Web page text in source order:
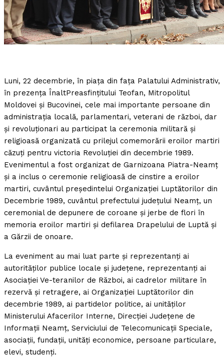
Luni, 22 decembrie, în piaţa din faţa Palatului Administrativ,
în prezenţa ÎnaltPreasfinţitului Teofan, Mitropolitul
Moldovei şi Bucovinei, cele mai importante persoane din
administraţia locală, parlamentari, veterani de război, dar
şi revoluţionari au participat la ceremonia militară şi
religioasă organizată cu prilejul comemorării eroilor martiri
căzuţi pentru victoria Revoluţiei din decembrie 1989.
Evenimentul a fost organizat de Garnizoana Piatra-Neamţ
şi a inclus o ceremonie religioasă de cinstire a eroilor
martiri, cuvântul preşedintelui Organizaţiei Luptătorilor din
Decembrie 1989, cuvântul prefectului judeţului Neamţ, un
ceremonial de depunere de coroane şi jerbe de flori în
memoria eroilor martiri şi defilarea Drapelului de Luptă şi
a Gărzii de onoare.
La eveniment au mai luat parte şi reprezentanţi ai
autorităţilor publice locale şi judeţene, reprezentanţi ai
Asociaţiei Ve-teranilor de Război, ai cadrelor militare în
rezervă şi retragere, ai Organizaţiei Luptătorilor din
decembrie 1989, ai partidelor politice, ai unităţilor
Ministerului Afacerilor Interne, Direcţiei Judeţene de
Informaţii Neamţ, Serviciului de Telecomunicaţii Speciale,
asociaţii, fundaţii, unităţi economice, persoane particulare,
elevi, studenţi.